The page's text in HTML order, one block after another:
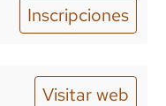
Inscripciones
Visitar web